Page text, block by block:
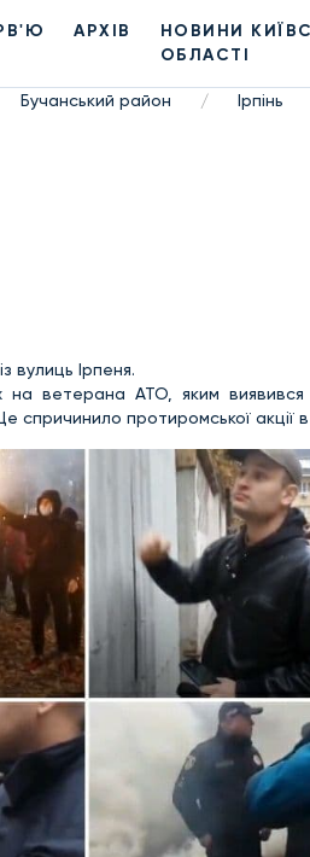
АРХІВ
НОВИНИ
ОБЛАСТІ
Бучанський район / Ірпінь
вулиць Ірпеня.
на ветерана АТО, яким
протиромської акції в